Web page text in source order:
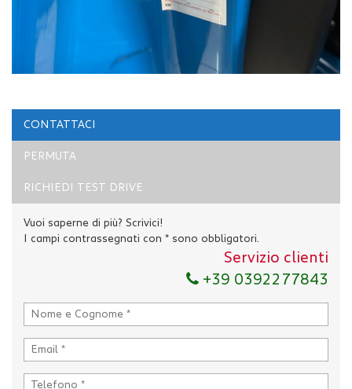
CONTATTACI
PERMUTA
RICHIEDI TEST DRIVE
Vuoi saperne di più? Scrivici!
I campi contrassegnati con * sono obbligatori.
Servizio clienti
+39 0392277843